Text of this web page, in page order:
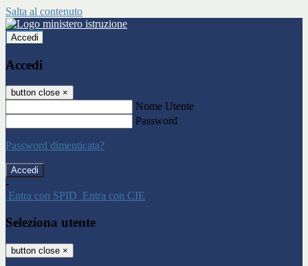
Salta al contenuto
Accedi
Accedi
button close ×
Nome Utente
Password
Password dimenticata?
-
Entra con SPID Entra con CIE
Seleziona utente
button close ×